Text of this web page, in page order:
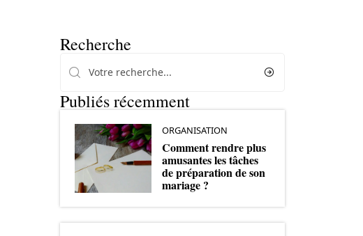
Recherche
Publiés récemment
ORGANISATION
Comment rendre plus
amusantes les tâches
de préparation de son
mariage ?